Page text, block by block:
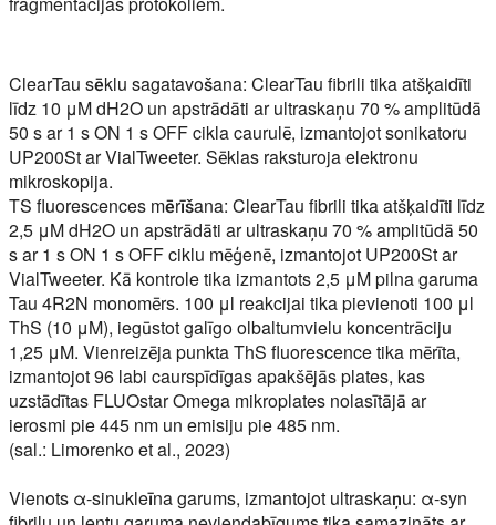
ClearTau sēklu sagatavošana: ClearTau fibrili tika atšķaidīti
līdz 10 μM dH2O un apstrādāti ar ultraskaņu 70 % amplitūdā
50 s ar 1 s ON 1 s OFF cikla caurulē, izmantojot sonikatoru
UP200St ar VialTweeter. Sēklas raksturoja elektronu
mikroskopija.
TS fluorescences mērīšana: ClearTau fibrili tika atšķaidīti līdz
2,5 μM dH2O un apstrādāti ar ultraskaņu 70 % amplitūdā 50
s ar 1 s ON 1 s OFF ciklu mēģenē, izmantojot UP200St ar
VialTweeter. Kā kontrole tika izmantots 2,5 μM pilna garuma
Tau 4R2N monomērs. 100 μl reakcijai tika pievienoti 100 μl
ThS (10 μM), iegūstot galīgo olbaltumvielu koncentrāciju
1,25 μM. Vienreizēja punkta ThS fluorescence tika mērīta,
izmantojot 96 labi caurspīdīgas apakšējās plates, kas
uzstādītas FLUOstar Omega mikroplates nolasītājā ar
ierosmi pie 445 nm un emisiju pie 485 nm.
(sal.: Limorenko et al., 2023)
Vienots α-sinukleīna garums, izmantojot ultraskaņu: α-syn